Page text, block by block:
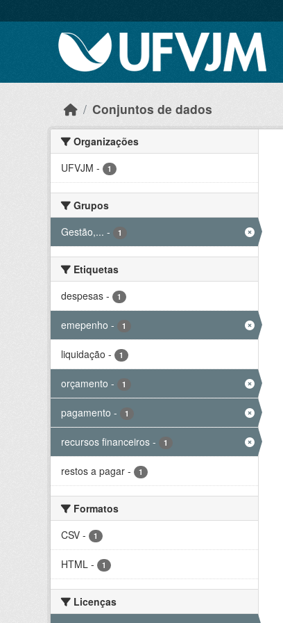
Conjuntos de dados
Organizações
UFVJM - 1
Grupos
Gestão,... - 1
Etiquetas
despesas - 1
emepenho - 1
liquidação - 1
orçamento - 1
pagamento - 1
recursos financeiros - 1
restos a pagar - 1
Formatos
CSV - 1
HTML - 1
Licenças